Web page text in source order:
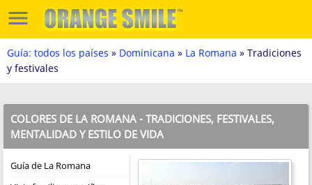
Guía: todos los países » Dominicana » La Romana » Tradiciones
y festivales
COLORES DE LA ROMANA - TRADICIONES, FESTIVALES,
MENTALIDAD Y ESTILO DE VIDA
Guía de La Romana